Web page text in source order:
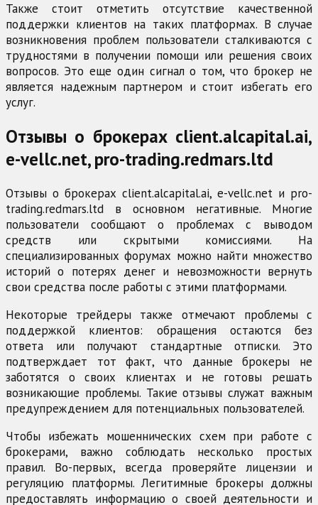
Также стоит отметить отсутствие качественной
поддержки клиентов на таких платформах. В случае
возникновения проблем пользователи сталкиваются с
трудностями в получении помощи или решения своих
вопросов. Это еще один сигнал о том, что брокер не
является надежным партнером и стоит избегать его
услуг.
Отзывы о брокерах client.alcapital.ai,
e-vellc.net, pro-trading.redmars.ltd
Отзывы о брокерах client.alcapital.ai, e-vellc.net и pro-
trading.redmars.ltd в основном негативные. Многие
пользователи сообщают о проблемах с выводом
средств или скрытыми комиссиями. На
специализированных форумах можно найти множество
историй о потерях денег и невозможности вернуть
свои средства после работы с этими платформами.
Некоторые трейдеры также отмечают проблемы с
поддержкой клиентов: обращения остаются без
ответа или получают стандартные отписки. Это
подтверждает тот факт, что данные брокеры не
заботятся о своих клиентах и не готовы решать
возникающие проблемы. Такие отзывы служат важным
предупреждением для потенциальных пользователей.
Чтобы избежать мошеннических схем при работе с
брокерами, важно соблюдать несколько простых
правил. Во-первых, всегда проверяйте лицензии и
регуляцию платформы. Легитимные брокеры должны
предоставлять информацию о своей деятельности и